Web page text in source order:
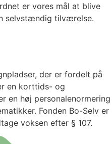
er vores mål at blive
selvstændig tilværelse.
der er fordelt på
en korttids- og
en høj personalenormering
Fonden Bo-Selv er
voksen efter § 107.